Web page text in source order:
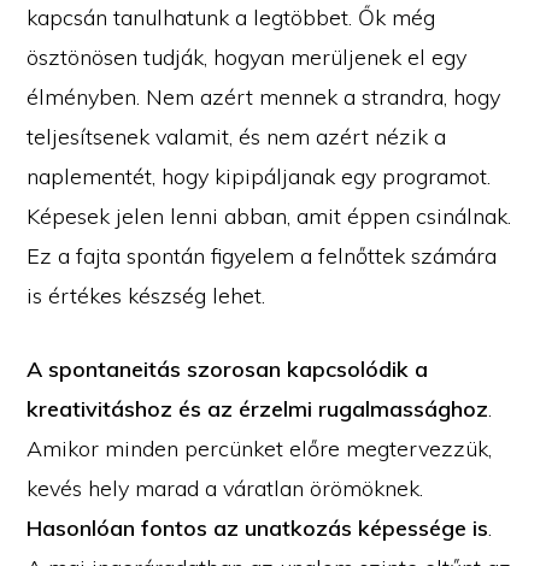
kapcsán tanulhatunk a legtöbbet. Ők még
ösztönösen tudják, hogyan merüljenek el egy
élményben. Nem azért mennek a strandra, hogy
teljesítsenek valamit, és nem azért nézik a
naplementét, hogy kipipáljanak egy programot.
Képesek jelen lenni abban, amit éppen csinálnak.
Ez a fajta spontán figyelem a felnőttek számára
is értékes készség lehet.
A spontaneitás szorosan kapcsolódik a
kreativitáshoz és az érzelmi rugalmassághoz.
Amikor minden percünket előre megtervezzük,
kevés hely marad a váratlan örömöknek.
Hasonlóan fontos az unatkozás képessége is.